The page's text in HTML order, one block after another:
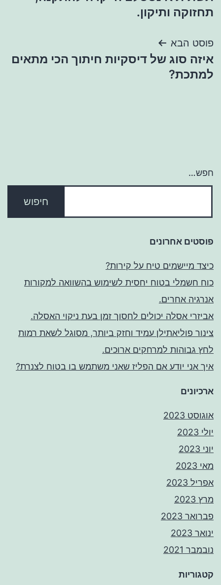
תחזוקה ותיקון.
פוסט הבא
איזה סוג של דיסקיות חיתוך הכי מתאים
למתכת?
חפש…
פוסטים אחרונים
כיצד מיישמים טיח על קירות?
כוח חשמלי בטוח יחסית לשימוש בהשוואה למקורות
אנרגיה אחרים.
אביזרי אסלה יכולים לחסוך זמן בעת ניקוי האסלה.
צינור פוליאתילן עמיד וחזק ביותר, מסוגל לשאת רמות
לחץ גבוהות למרחקים ארוכים.
איך אני יודע אם הפליז שאני משתמש בו בטוח לצנרת?
ארכיונים
אוגוסט 2023
יולי 2023
יוני 2023
מאי 2023
אפריל 2023
מרץ 2023
פברואר 2023
ינואר 2023
נובמבר 2021
קטגוריות